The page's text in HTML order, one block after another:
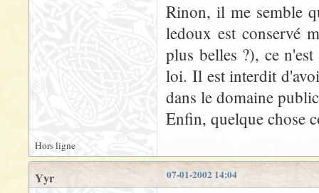
Rinon, il me semble
ledoux est conservé
plus belles ?), ce
loi. Il est interdit
dans le domaine
Enfin, quelque chose
Hors ligne
07-01-2002 14:04
Yyr